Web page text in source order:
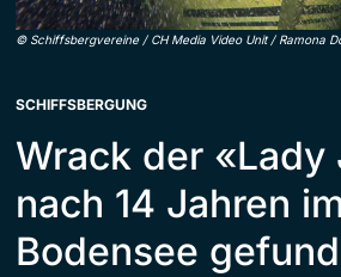
© Schiffsbergvereine / CH Media Video Unit / Ramona
SCHIFFSBERGUNG
Wrack der «Lady
nach 14 Jahren
Bodensee